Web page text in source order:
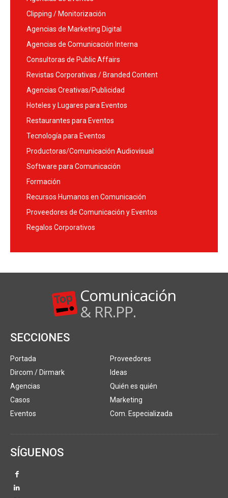
Clipping / Monitorización
Agencias de Marketing Digital
Agencias de Comunicación Interna
Consultoras de Public Affairs
Revistas Corporativas / Branded Content
Agencias Creativas/Publicidad
Hoteles y Lugares para Eventos
Restaurantes para Eventos
Tecnología para Eventos
Productoras/Comunicación Audiovisual
Software para Comunicación
Formación
Recursos Humanos en Comunicación
Proveedores de Comunicación y Eventos
Regalos Corporativos
Comunicación
& RR.PP.
SECCIONES
Portada
Dircom / Dirmark
Agencias
Casos
Eventos
Proveedores
Ideas
Quién es quién
Marketing
Com. Especializada
SÍGUENOS